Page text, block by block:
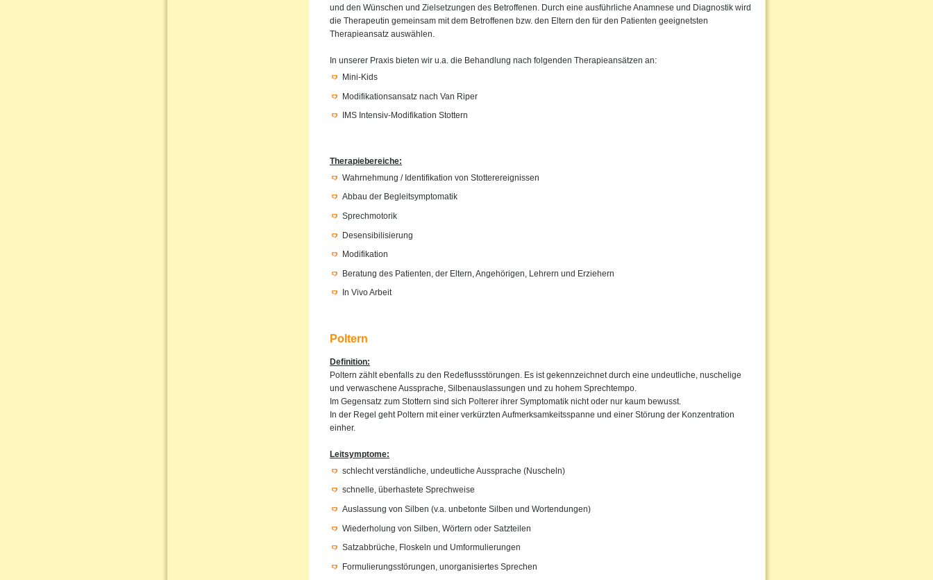
und den Wünschen und Zielsetzungen des Betroffenen. Durch eine ausführliche Anamnese und Diagnostik wird
die Therapeutin gemeinsam mit dem Betroffenen bzw. den Eltern den für den Patienten geeignetsten
Therapieansatz auswählen.
In unserer Praxis bieten wir u.a. die Behandlung nach folgenden Therapieansätzen an:
Mini-Kids
Modifikationsansatz nach Van Riper
IMS Intensiv-Modifikation Stottern
Therapiebereiche:
Wahrnehmung / Identifikation von Stotterereignissen
Abbau der Begleitsymptomatik
Sprechmotorik
Desensibilisierung
Modifikation
Beratung des Patienten, der Eltern, Angehörigen, Lehrern und Erziehern
In Vivo Arbeit
Poltern
Definition:
Poltern zählt ebenfalls zu den Redeflussstörungen. Es ist gekennzeichnet durch eine undeutliche, nuschelige
und verwaschene Aussprache, Silbenauslassungen und zu hohem Sprechtempo.
Im Gegensatz zum Stottern sind sich Polterer ihrer Symptomatik nicht oder nur kaum bewusst.
In der Regel geht Poltern mit einer verkürzten Aufmerksamkeitsspanne und einer Störung der Konzentration
einher.
Leitsymptome:
schlecht verständliche, undeutliche Aussprache (Nuscheln)
schnelle, überhastete Sprechweise
Auslassung von Silben (v.a. unbetonte Silben und Wortendungen)
Wiederholung von Silben, Wörtern oder Satzteilen
Satzabbrüche, Floskeln und Umformulierungen
Formulierungsstörungen, unorganisiertes Sprechen